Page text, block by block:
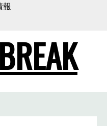
報